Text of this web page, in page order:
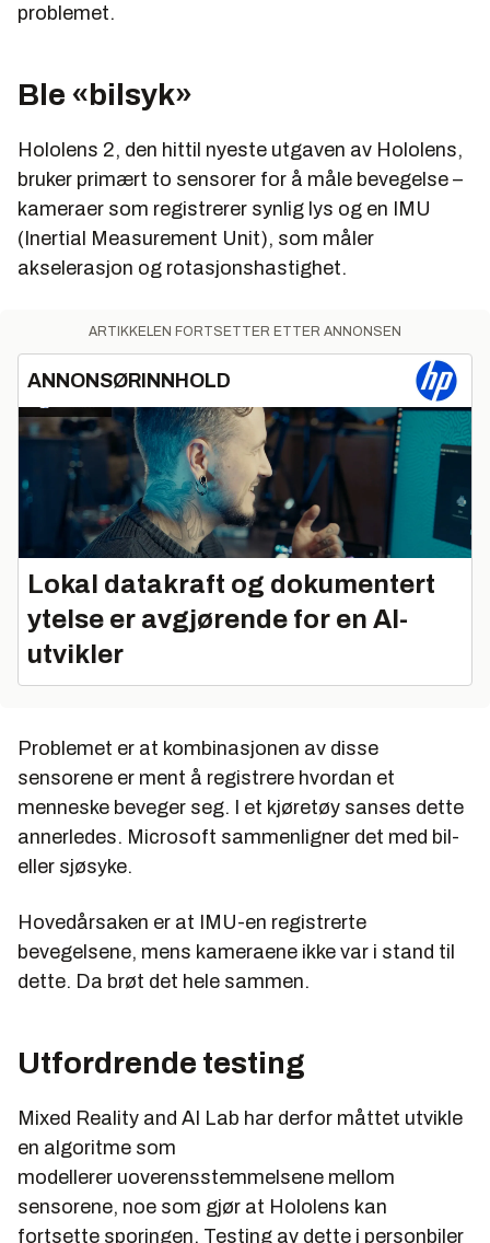
problemet.
Ble «bilsyk»
Hololens 2, den hittil nyeste utgaven av Hololens,
bruker primært to sensorer for å måle bevegelse –
kameraer som registrerer synlig lys og en IMU
(Inertial Measurement Unit), som måler
akselerasjon og rotasjonshastighet.
ARTIKKELEN FORTSETTER ETTER ANNONSEN
ANNONSØRINNHOLD
Lokal datakraft og dokumentert
ytelse er avgjørende for en AI-
utvikler
Problemet er at kombinasjonen av disse
sensorene er ment å registrere hvordan et
menneske beveger seg. I et kjøretøy sanses dette
annerledes. Microsoft sammenligner det med bil-
eller sjøsyke.
Hovedårsaken er at IMU-en registrerte
bevegelsene, mens kameraene ikke var i stand til
dette. Da brøt det hele sammen.
Utfordrende testing
Mixed Reality and AI Lab har derfor måttet utvikle
en algoritme som
modellerer uoverensstemmelsene mellom
sensorene, noe som gjør at Hololens kan
fortsette sporingen. Testing av dette i personbiler